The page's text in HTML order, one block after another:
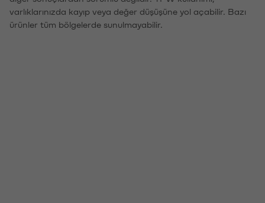
varlıklarınızda kayıp veya değer düşüşüne yol açabilir. Bazı
ürünler tüm bölgelerde sunulmayabilir.